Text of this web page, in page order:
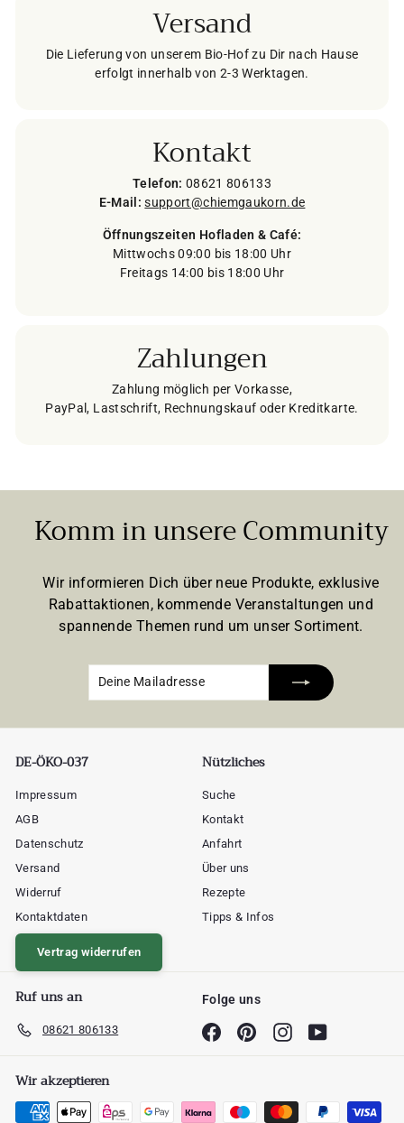
Versand
Die Lieferung von unserem Bio-Hof zu Dir nach Hause
erfolgt innerhalb von 2-3 Werktagen.
Kontakt
Telefon: 08621 806133
E-Mail: support@chiemgaukorn.de
Öffnungszeiten Hofladen & Café:
Mittwochs 09:00 bis 18:00 Uhr
Freitags 14:00 bis 18:00 Uhr
Zahlungen
Zahlung möglich per Vorkasse,
PayPal, Lastschrift, Rechnungskauf oder Kreditkarte.
Komm in unsere Community
Wir informieren Dich über neue Produkte, exklusive
Rabattaktionen, kommende Veranstaltungen und
spannende Themen rund um unser Sortiment.
DE-ÖKO-037
Impressum
AGB
Datenschutz
Versand
Widerruf
Kontaktdaten
Vertrag widerrufen
Nützliches
Suche
Kontakt
Anfahrt
Über uns
Rezepte
Tipps & Infos
Ruf uns an
08621 806133
Folge uns
FacebookPinterestInstagram
Wir akzeptieren